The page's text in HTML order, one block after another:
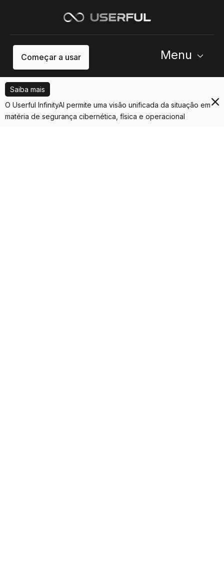
Começar a usar Menu
Saiba mais
O Userful InfinityAI permite uma visão unificada da situação em
matéria de segurança cibernética, física e operacional